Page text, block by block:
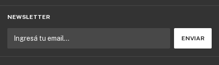
NEWSLETTER